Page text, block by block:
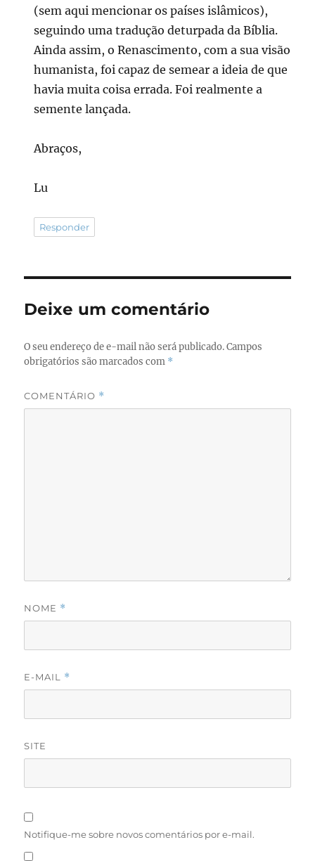
(sem aqui mencionar os países islâmicos),
seguindo uma tradução deturpada da Bíblia.
Ainda assim, o Renascimento, com a sua visão
humanista, foi capaz de semear a ideia de que
havia muita coisa errada. Foi realmente a
semente lançada.
Abraços,
Lu
Responder
Deixe um comentário
O seu endereço de e-mail não será publicado. Campos
obrigatórios são marcados com *
COMENTÁRIO *
NOME *
E-MAIL *
SITE
Notifique-me sobre novos comentários por e-mail.